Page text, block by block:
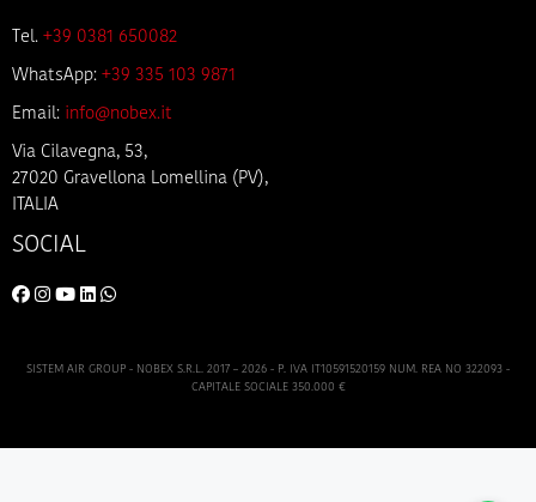
Tel. +39 0381 650082
WhatsApp: +39 335 103 9871
Email: info@nobex.it
Via Cilavegna, 53,
27020 Gravellona Lomellina (PV),
ITALIA
SOCIAL
SISTEM AIR GROUP - NOBEX S.R.L. 2017 – 2026 - P. IVA IT10591520159 NUM. REA NO 322093 -
CAPITALE SOCIALE 350.000 €